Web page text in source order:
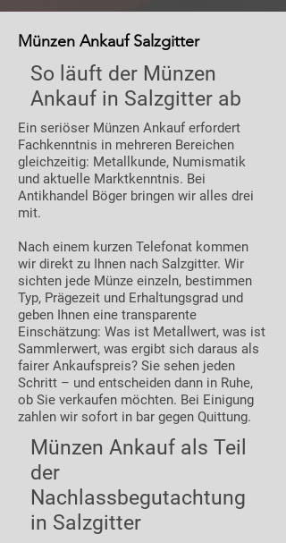
Münzen Ankauf Salzgitter
So läuft der Münzen
Ankauf in Salzgitter ab
Ein seriöser Münzen Ankauf erfordert
Fachkenntnis in mehreren Bereichen
gleichzeitig: Metallkunde, Numismatik
und aktuelle Marktkenntnis. Bei
Antikhandel Böger bringen wir alles drei
mit.
Nach einem kurzen Telefonat kommen
wir direkt zu Ihnen nach Salzgitter. Wir
sichten jede Münze einzeln, bestimmen
Typ, Prägezeit und Erhaltungsgrad und
geben Ihnen eine transparente
Einschätzung: Was ist Metallwert, was ist
Sammlerwert, was ergibt sich daraus als
fairer Ankaufspreis? Sie sehen jeden
Schritt – und entscheiden dann in Ruhe,
ob Sie verkaufen möchten. Bei Einigung
zahlen wir sofort in bar gegen Quittung.
Münzen Ankauf als Teil
der
Nachlassbegutachtung
in Salzgitter